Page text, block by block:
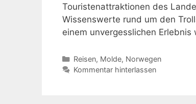
Touristenattraktionen des
Wissenswerte rund um den
einem unvergesslichen
Kategorien
Reisen, Molde, Norwegen
Kommentar hinterlassen